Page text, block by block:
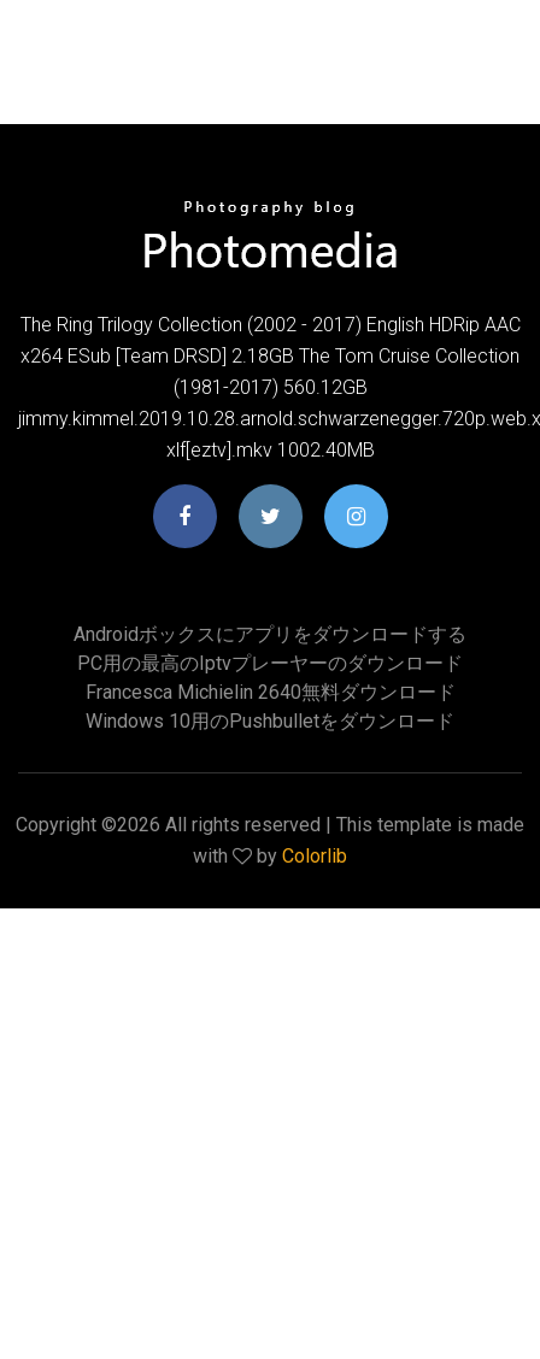
The Ring Trilogy Collection (2002 - 2017) English HDRip AAC
x264 ESub [Team DRSD] 2.18GB The Tom Cruise Collection
(1981-2017) 560.12GB
xlf[eztv].mkv 1002.40MB
Androidボックスにアプリをダウンロードする
PC用の最高のiptvプレーヤーのダウンロード
Francesca Michielin 2640無料ダウンロード
Windows 10用のpushbulletをダウンロード
Copyright ©2026 All rights reserved | This template is made
with
by Colorlib